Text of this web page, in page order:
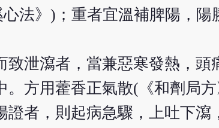
法》)；重者宜溫補脾陽，
致泄瀉者，當兼惡寒發熱，
方用藿香正氣散(《和劑局方
證者，則起病急驟，上吐下